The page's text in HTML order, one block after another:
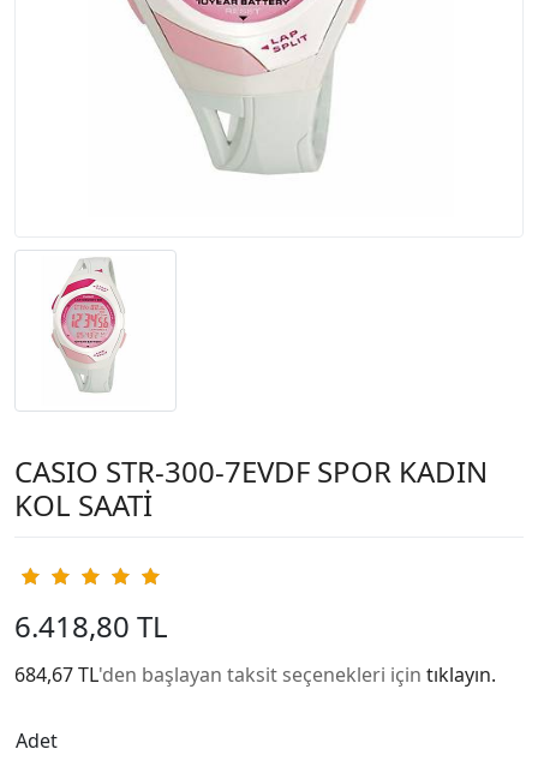
CASIO STR-300-7EVDF SPOR KADIN
KOL SAATİ
6.418,80 TL
684,67 TL'den başlayan taksit seçenekleri için tıklayın.
Adet